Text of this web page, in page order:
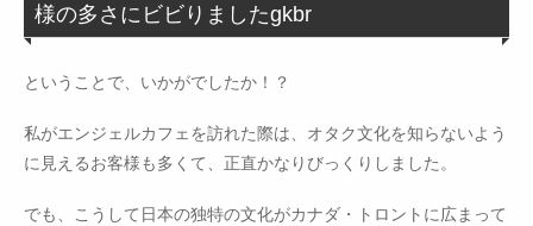
様の多さにビビりましたgkbr
ということで、いかがでしたか！？
私がエンジェルカフェを訪れた際は、オタク文化を知らないよう
に見えるお客様も多くて、正直かなりびっくりしました。
でも、こうして日本の独特の文化がカナダ・トロントに広まって